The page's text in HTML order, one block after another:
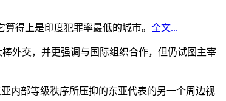
得上是印度犯罪率最低的城市。 全文...
外交，并更强调与国际组织合作，但仍试图主宰
内部等级秩序所压抑的东亚代表的另一个周边视